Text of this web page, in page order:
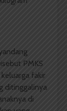
PMKS
fakir
ditinggalinya
di